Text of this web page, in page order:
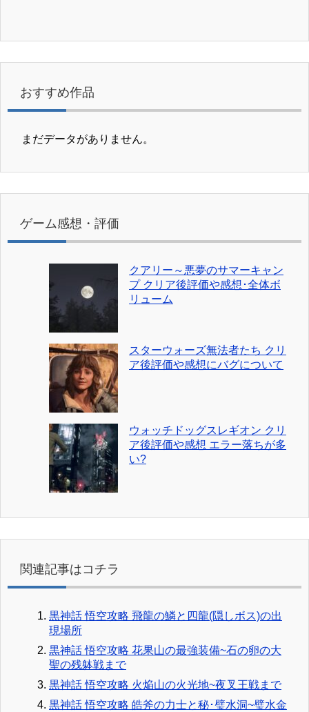
おすすめ作品
まだデータがありません。
ゲーム感想・評価
クアリー～悪夢のサマーキャン
プ クリア後評価や感想･全体ボ
リューム
スターウォーズ無法者たち クリ
ア後評価や感想にバグについて
ウォッチドッグスレギオン クリ
ア後評価や感想 エラー落ちが多
い?
関連記事はコチラ
黒神話 悟空攻略 飛龍の鱗と四龍(隠しボス)の出
現場所
黒神話 悟空攻略 花果山の最強装備~石の卵の大
聖の残躰戦まで
黒神話 悟空攻略 火焔山の火光地~夜叉王戦まで
黒神話 悟空攻略 皓斧の力士と秘･璧水洞~璧水金